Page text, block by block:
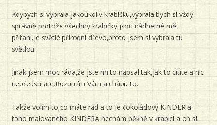
Kdybych si vybrala jakoukoliv krabičku,vybrala bych si vždy
správně,protože všechny krabičky jsou nádherné,mě
přitahuje světlé přírodní dřevo,proto jsem si vybrala tu
světlou.
Jinak jsem moc ráda,že jste mi to napsal tak,jak to cítíte a nic
nepředstíráte.Rozumím Vám a chápu to.
Takže volím to,co máte rád a to je čokoládový KINDER a
toho malovaného KINDERA nechám pěkně v krabici a on si